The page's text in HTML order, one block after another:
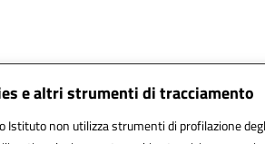
e altri strumenti di tracciamento
Istituto non utilizza strumenti di profilazione